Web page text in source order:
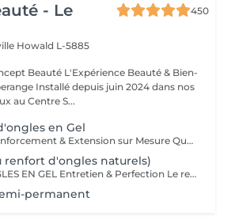
- Le
450
Howald L-5885
Beauté & Bien-
Installé depuis juin 2024 dans nos
au Centre S...
en Gel
ONGLES EN GEL Renforcement & Extension sur Mesure Que vous souhaitiez allonger, renforcer ou corriger vos ongles, la technique du gel ProNails permet d'obtenir des ongles impeccables, résistants et naturels. Pourquoi choisir les ongles en gel ? Adapté aux ongles fragiles ou cassants Permet d'obtenir une longueur et une forme personnalisées Finition naturelle ou sophistiquée selon vos envies Remplissage conseillé toutes les 3 à 4 semaines Possibilité de French manucure, effet babyboomer ou nail art selon vos envies !
renfort d'ongles naturels)
REMPLISSAGE ONGLES EN GEL Entretien & Perfection Le remplissage des ongles en gel est une étape essentielle pour préserver la beauté et la tenue de votre pose. Avec la repousse naturelle de l'ongle, un entretien régulier permet de redonner à vos ongles un aspect parfait, sans avoir à refaire une pose complète. Pourquoi faire un remplissage ? Redonne un aspect uniforme et impeccable Préserve la solidité et la durabilité de votre pose en gel Évite les décollements et renforce la structure de l'ongle Possibilité de changer la couleur ou d'ajouter une nouvelle décoration Fréquence conseillée : toutes les 3 à 4 semaines pour un résultat toujours soigné et harmonieux. Profitez-en pour opter pour une nouvelle teinte, un effet babyboomer ou un nail art unique !
permanent